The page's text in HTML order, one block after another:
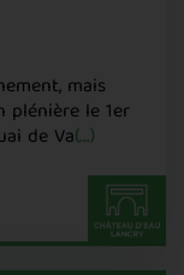
mais
le 1er
de Va(...)